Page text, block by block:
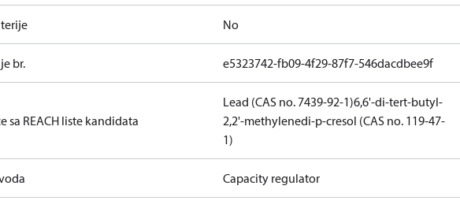
No
br. e5323742-fb09-4f29-87f7-546dacdbee9f
sa REACH liste kandidata
Lead (CAS no. 7439-92-1)6,6'-di-tert-butyl-
2,2'-methylenedi-p-cresol (CAS no. 119-47-
1)
Capacity regulator